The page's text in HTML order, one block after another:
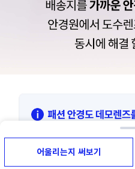
어울리는지 써보기